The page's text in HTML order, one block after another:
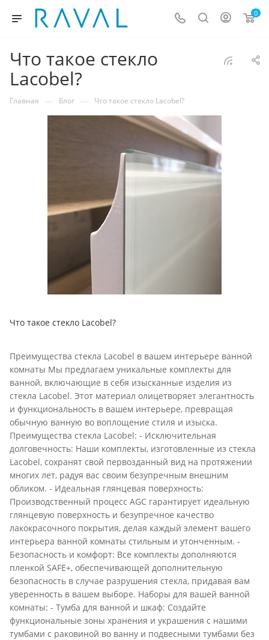
0
Что такое стекло
Lacobel?
Главная — Блог — Что такое стекло Lacobel?
Что такое стекло Lacobel?
Преимущества стекла Lacobel в вашем интерьере ванной
комнаты Мы предлагаем уникальные комплекты для
ванной, включающие в себя изысканные изделия из
стекла Lacobel. Этот материал олицетворяет элегантность
и функциональность в вашем интерьере, превращая
обычную ванную во воплощение стиля и изыска.
Преимущества стекла Lacobel: - Исключительная
долговечность: Наши комплекты, изготовленные из стекла
Lacobel, сохранят свой первозданный вид на протяжении
многих лет, радуя вас своим безупречным внешним
обликом. - Идеальная глянцевая поверхность:
Производственный процесс AGC гарантирует идеальную
глянцевую поверхность и безупречное качество
лакокрасочного покрытия, делая каждый элемент вашего
интерьера ванной комнаты стильным и утонченным. -
Безопасность и комфорт: Все комплекты дополняются
пленкой SAFE+, обеспечивающей дополнительную
безопасность в случае разрушения стекла, придавая вам
уверенность в вашем выборе. Наборы для вашей ванной
комнаты: - Тумба для ванной и шкаф: Создайте
функциональные зоны хранения и украшения с нашими
тумбами с раковиной во ванну и подвесными тумбами без